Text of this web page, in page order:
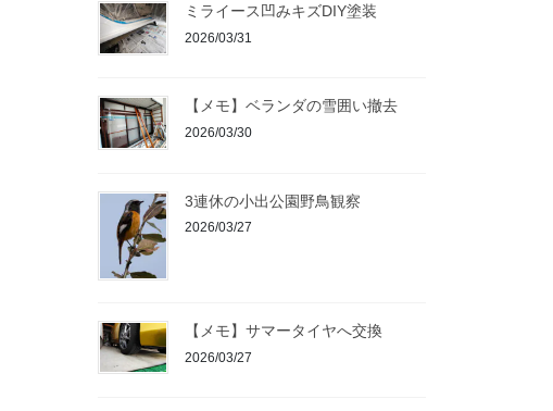
ミライース凹みキズDIY塗装
2026/03/31
【メモ】ベランダの雪囲い撤去
2026/03/30
3連休の小出公園野鳥観察
2026/03/27
【メモ】サマータイヤへ交換
2026/03/27